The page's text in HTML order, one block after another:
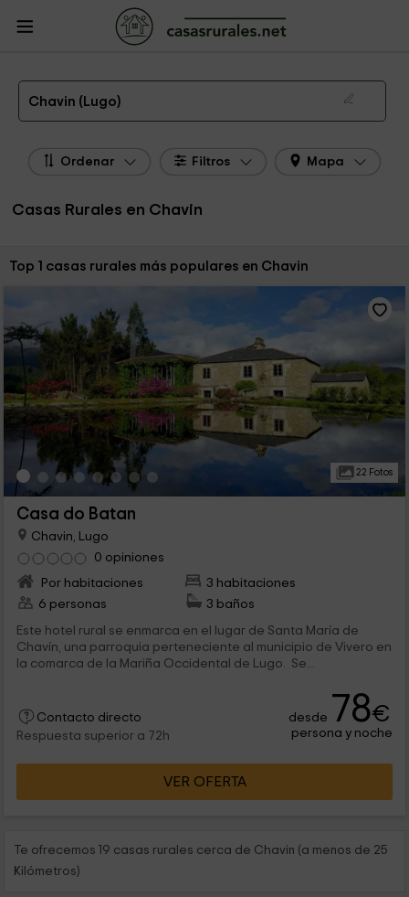
Casas Rurales
Lugo
Casas Rurales Chavin
Las 1 mejores casas rurales en Chavin de 2026
Chavin (Lugo)
Ordenar Filtros Mapa
Casas Rurales en Chavin
Ordenar por:
Top 1 casas rurales más populares en Chavin
22 Fotos
Casa do Batan
Chavin, Lugo
0 opiniones
Por habitaciones
3 habitaciones
6 personas
3 baños
Este hotel rural se enmarca en el lugar de Santa María de
Chavín, una parroquia perteneciente al municipio de Vivero en
la comarca de la Mariña Occidental de Lugo. Se...
Contacto directo
Respuesta superior a 72h
desde 78€
persona y noche
VER OFERTA
Te ofrecemos 19 casas rurales cerca de Chavin (a menos de 25
Kilómetros)